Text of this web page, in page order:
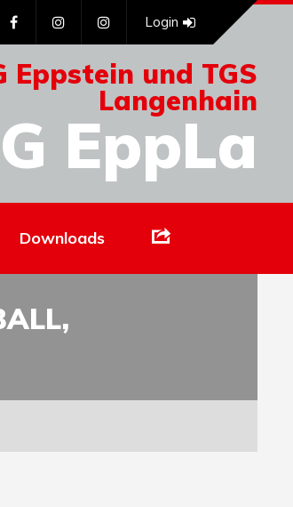
und TGS
Langenhain
EppLa
Login
Downloads